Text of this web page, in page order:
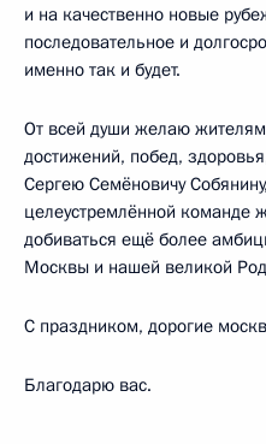
и на качественно новые
последовательное и
именно так и будет.
От всей души желаю
достижений, побед,
Сергею Семёновичу
целеустремлённой команде
добиваться ещё более
Москвы и нашей великой
С праздником, дорогие
Благодарю вас.